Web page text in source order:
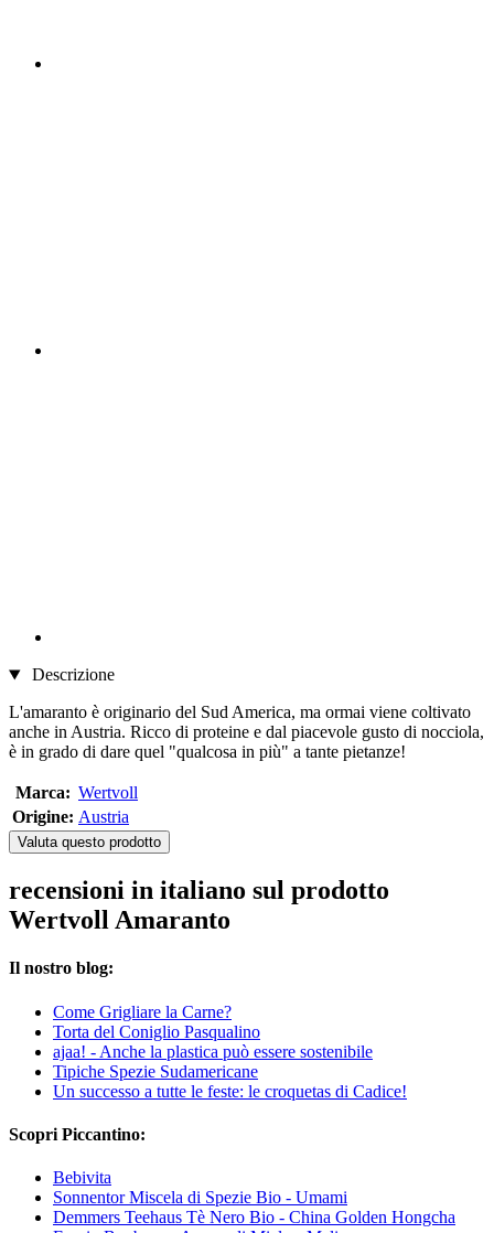
Descrizione
L'amaranto è originario del Sud America, ma ormai viene coltivato
anche in Austria. Ricco di proteine ​​e dal piacevole gusto di nocciola,
è in grado di dare quel "qualcosa in più" a tante pietanze!
Marca: Wertvoll
Origine: Austria
Valuta questo prodotto
recensioni in italiano sul prodotto
Wertvoll Amaranto
Il nostro blog:
Come Grigliare la Carne?
Torta del Coniglio Pasqualino
ajaa! - Anche la plastica può essere sostenibile
Tipiche Spezie Sudamericane
Un successo a tutte le feste: le croquetas di Cadice!
Scopri Piccantino:
Bebivita
Sonnentor Miscela di Spezie Bio - Umami
Demmers Teehaus Tè Nero Bio - China Golden Hongcha